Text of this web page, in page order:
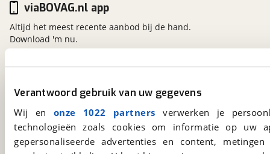
Verantwoord gebruik van uw gegevens
Wij en onze 1022 partners verwerken je
technologieën zoals cookies om informatie op
gepersonaliseerde advertenties en content,
viaBOVAG.nl
3981 AJ
Bunnik
Een initiatief van
BOVAG
viaBOVAG.nl app
Altijd het meest recente aanbod bij de hand.
Download 'm nu.